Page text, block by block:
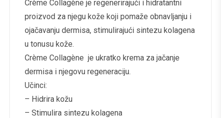
Crème Collagène je regenerirajući i hidratantni
proizvod za njegu kože koji pomaže obnavljanju i
ojačavanju dermisa, stimulirajući sintezu kolagena
u tonusu kože.
Crème Collagène je ukratko krema za jačanje
dermisa i njegovu regeneraciju.
Učinci:
– Hidrira kožu
– Stimulira sintezu kolagena